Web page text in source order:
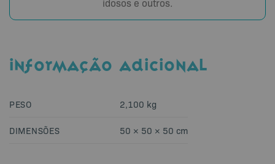
idosos e outros.
INFORMAÇÃO ADICIONAL
PESO 2,100 kg
DIMENSÕES 50 × 50 × 50 cm